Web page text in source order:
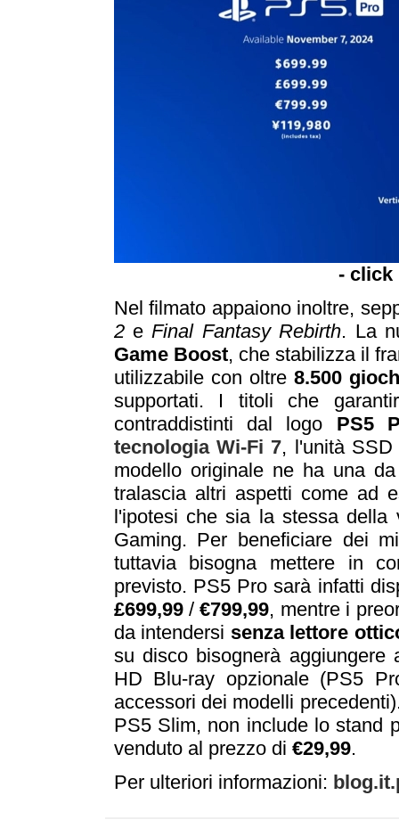
- click
Nel filmato appaiono inoltre,
2eFinal Fantasy Rebirth. La
Game Boost, che stabilizza il
utilizzabile con oltre 8.500
supportati. I titoli che
contraddistinti dal logo PS5
tecnologia Wi-Fi 7, l'unità
modello originale ne ha una
tralascia altri aspetti come ad
l'ipotesi che sia la stessa della
Gaming. Per beneficiare dei
tuttavia bisogna mettere in
previsto. PS5 Pro sarà infatti
£699,99/€799,99, mentre i
da intendersi senza lettore
su disco bisognerà aggiungere
HD Blu-ray opzionale (PS5
accessori dei modelli
PS5 Slim, non include lo stand
venduto al prezzo di €29,99.
Per ulteriori informazioni: